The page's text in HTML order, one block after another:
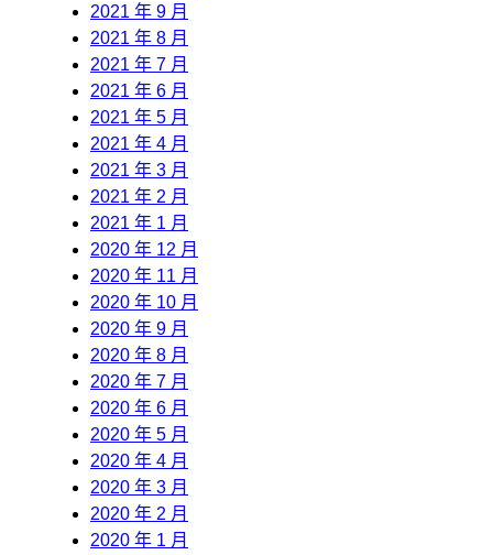
2021 年 9 月
2021 年 8 月
2021 年 7 月
2021 年 6 月
2021 年 5 月
2021 年 4 月
2021 年 3 月
2021 年 2 月
2021 年 1 月
2020 年 12 月
2020 年 11 月
2020 年 10 月
2020 年 9 月
2020 年 8 月
2020 年 7 月
2020 年 6 月
2020 年 5 月
2020 年 4 月
2020 年 3 月
2020 年 2 月
2020 年 1 月